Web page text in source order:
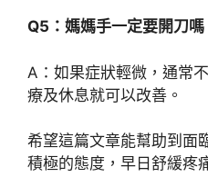
Q5：媽媽手一定要開刀嗎
A：如果症狀輕微，通常
療及休息就可以改善。
希望這篇文章能幫助到面
積極的態度，早日舒緩疼